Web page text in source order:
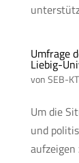
Umfrage
Liebig-
vonSEB-KT
Um die
und